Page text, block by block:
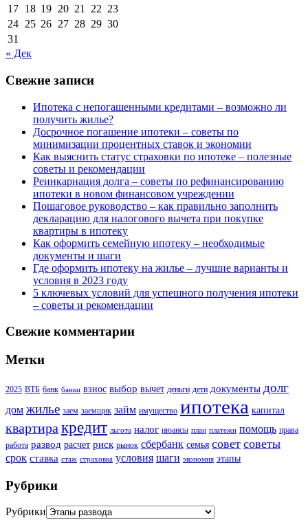
17 18 19 20 21 22 23
24 25 26 27 28 29 30
31
« Дек
Свежие записи
Ипотека с непогашенными кредитами – возможно ли
получить жилье?
Досрочное погашение ипотеки – советы по
минимизации процентных ставок и экономии
Как выяснить статус страховки по ипотеке – полезные
советы и рекомендации
Реинкарнация долга – советы по рефинансированию
ипотеки в новом финансовом учреждении
Пошаговое руководство – как правильно заполнить
декларацию для налогового вычета при покупке
квартиры в ипотеку
Как оформить семейную ипотеку – необходимые
документы и шаги
Где оформить ипотеку на жилье – лучшие варианты и
условия в 2023 году
5 ключевых условий для успешного получения ипотеки
– советы и рекомендации
Свежие комментарии
Метки
2025 ВТБ банк банки взнос выбор вычет деньги дети документы долг
дом жилье заем заемщик займ имущество ипотека капитал
квартира кредит льгота налог нюансы план платежи помощь права
работа развод расчет риск рынок сбербанк семья совет советы
срок ставка стаж страховка условия шаги экономия этапы
Рубрики
Рубрики